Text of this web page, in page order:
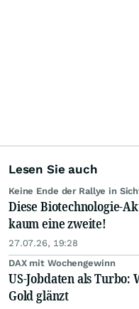
Lesen Sie auch
Keine Ende der Rallye in
Diese Biotechnologie-
kaum eine zweite!
27.07.26, 19:28
DAX mit Wochengewinn
US-Jobdaten als Turbo:
Gold glänzt